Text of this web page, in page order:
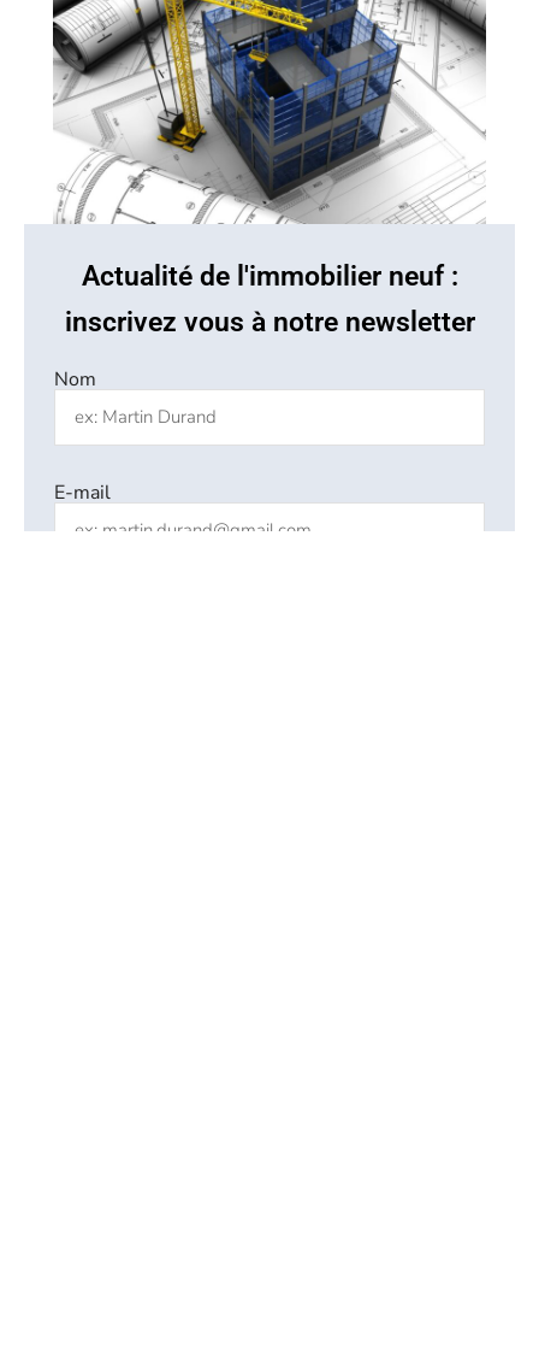
Actualité de l'immobilier neuf :
inscrivez vous à notre newsletter
Nom
E-mail